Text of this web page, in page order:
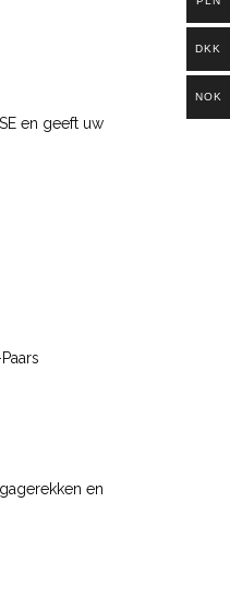
en geeft uw
en
DKK
NOK